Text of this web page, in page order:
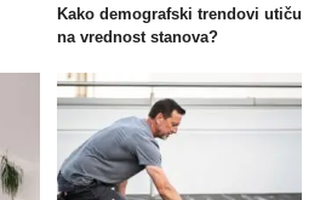
Kako demografski trendovi utiču
na vrednost stanova?